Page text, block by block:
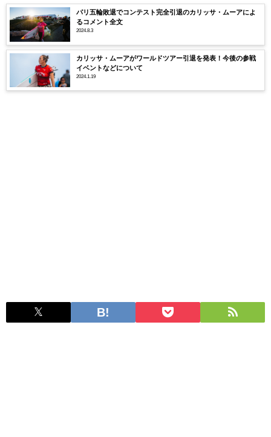
パリ五輪敗退でコンテスト完全引退のカリッサ・ムーアによ
るコメント全文
2024.8.3
カリッサ・ムーアがワールドツアー引退を発表！今後の参戦
イベントなどについて
2024.1.19